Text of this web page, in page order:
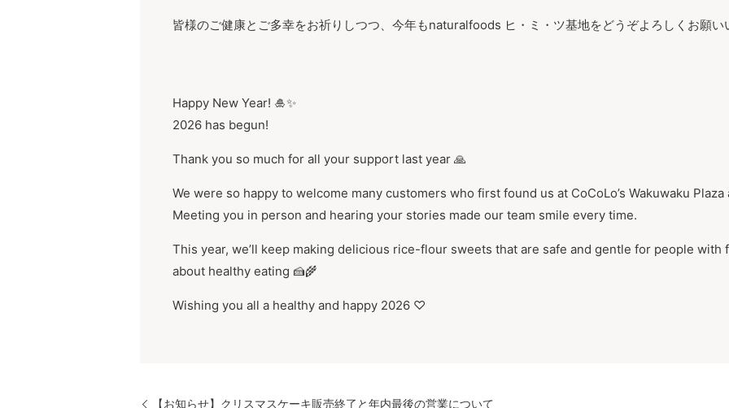
皆様のご健康とご多幸をお祈りしつつ、今年もnaturalfoods ヒ・ミ・ツ基地をどうぞよろしくお願い
Happy New Year! 🎍✨
2026 has begun!
Thank you so much for all your support last year 🙏
We were so happy to welcome many customers who first found us at CoCoLo’s Wakuwaku
Meeting you in person and hearing your stories made our team smile every time.
This year, we’ll keep making delicious rice-flour sweets that are safe and gentle for people
about healthy eating 🍰🌾
Wishing you all a healthy and happy 2026 ♡
【お知らせ】クリスマスケーキ販売終了と年内最後の営業について